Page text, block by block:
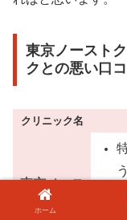
東京ノースト
クとの悪い口
クリニック名
東京ノース
トクリニッ
ホーム